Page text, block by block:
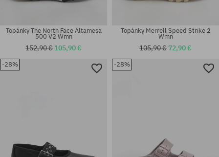
Dostupné veľkosti:
Dostupné veľkosti:
Topánky The North Face Altamesa
500 V2 Wmn
152,90 € 105,90 €
Topánky Merrell Speed Strike 2
Wmn
105,90 € 72,90 €
-28% -28%